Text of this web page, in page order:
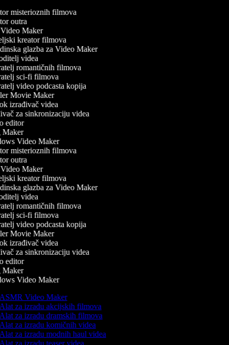
misterioznih filmova
outra
Maker
kreator filmova
glazba za Video Maker
videa
romantičnih filmova
sci-fi filmova
video podcasta kopija
Movie Maker
izrađivač videa
za sinkronizaciju videa
editor
Video Maker
misterioznih filmova
outra
Maker
kreator filmova
glazba za Video Maker
videa
romantičnih filmova
sci-fi filmova
video podcasta kopija
Movie Maker
izrađivač videa
za sinkronizaciju videa
editor
Video Maker
Video Maker
za izradu akcijskih filmova
za izradu dramskih filmova
za izradu komičnih videa
za izradu modnih haul videa